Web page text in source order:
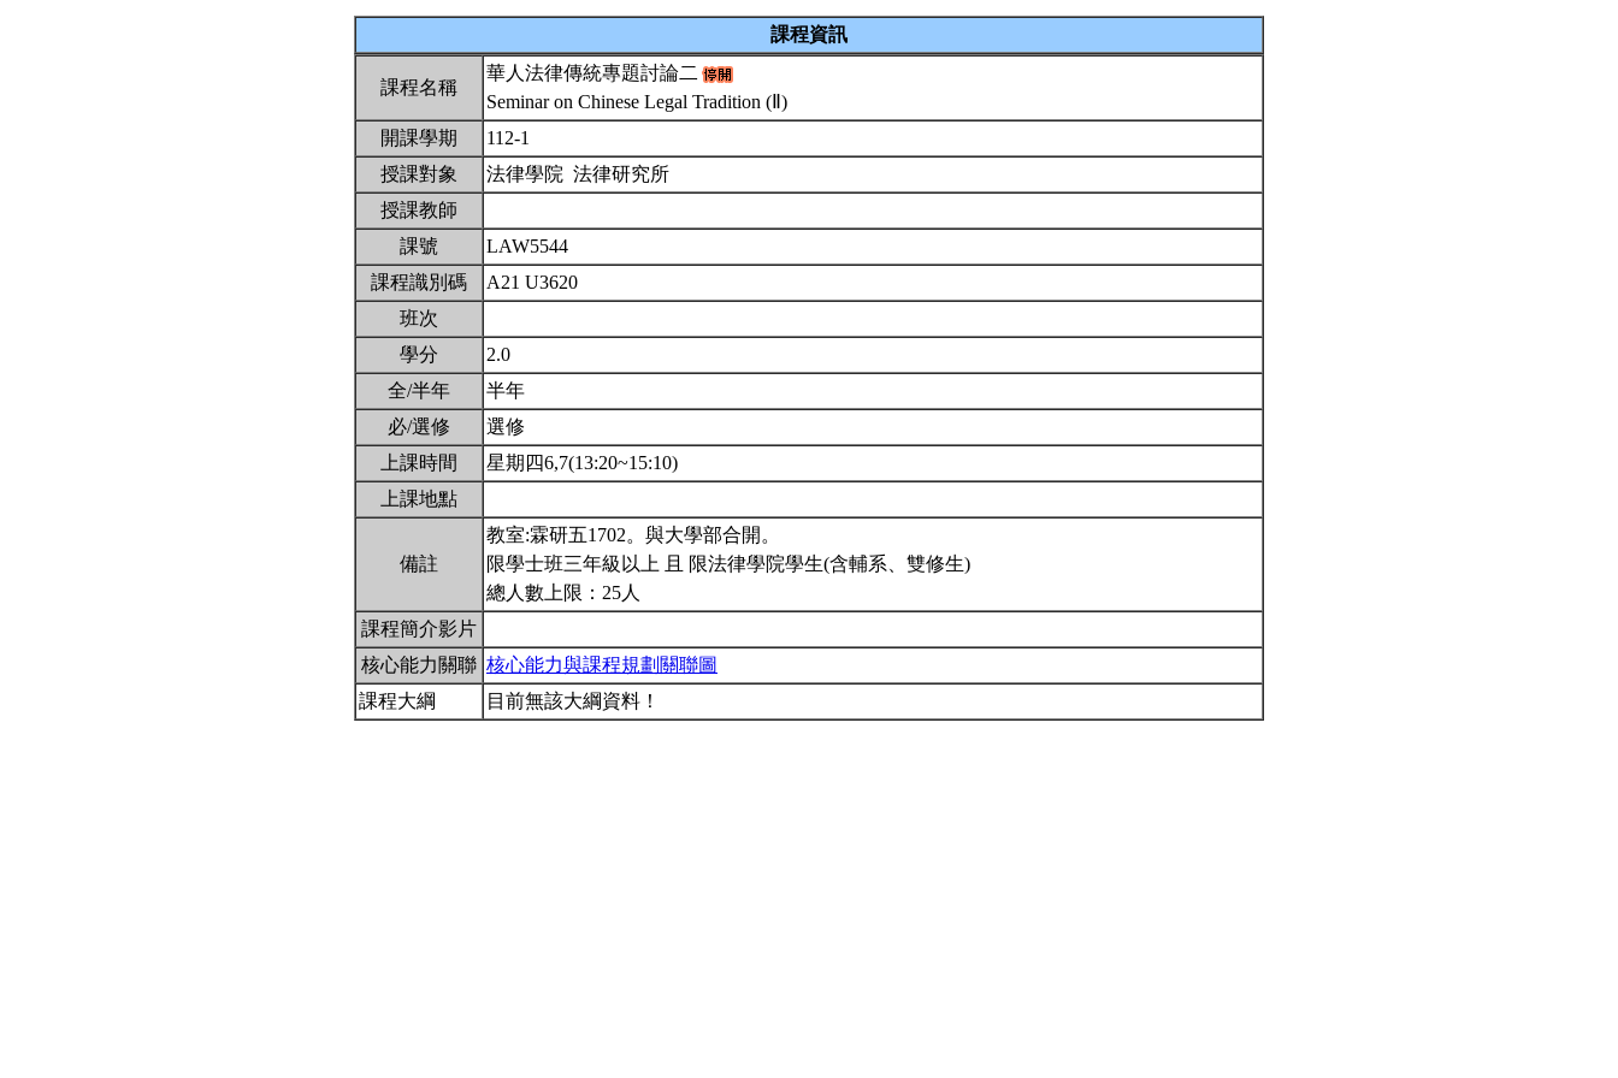
課程資訊
課程名稱
華人法律傳統專題討論二
Seminar on Chinese Legal Tradition (Ⅱ)
開課學期
112-1
授課對象
法律學院 法律研究所
授課教師
課號
LAW5544
課程識別碼
A21 U3620
班次
學分
2.0
全/半年
半年
必/選修
選修
上課時間
星期四6,7(13:20~15:10)
上課地點
備註
教室:霖研五1702。與大學部合開。
限學士班三年級以上 且 限法律學院學生(含輔系、雙修生)
總人數上限：25人
課程簡介影片
核心能力關聯 核心能力與課程規劃關聯圖
課程大綱
目前無該大綱資料！